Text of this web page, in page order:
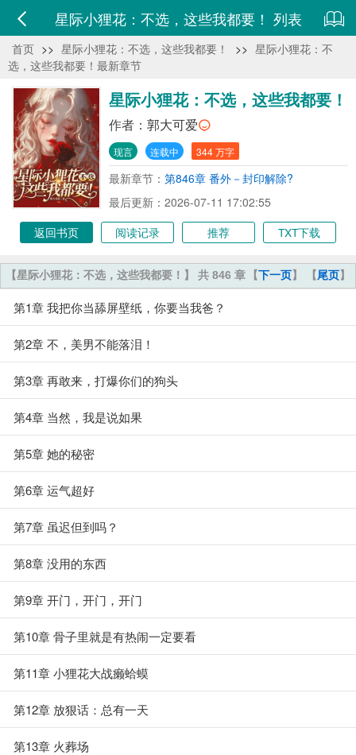
星际小狸花：不选，这些我都要！ 列表
首页 >> 星际小狸花：不选，这些我都要！ >> 星际小狸花：不
选，这些我都要！最新章节
星际小狸花：不选，这些我都要！
作者： 郭大可爱
现言 连载中 344 万字
最新章节： 第846章 番外－封印解除?
最后更新：2026-07-11 17:02:55
返回书页
阅读记录 推荐 TXT下载
【下一页】 【尾页】
【星际小狸花：不选，这些我都要！】 共 846 章
第1章 我把你当舔屏壁纸，你要当我爸？
第2章 不，美男不能落泪！
第3章 再敢来，打爆你们的狗头
第4章 当然，我是说如果
第5章 她的秘密
第6章 运气超好
第7章 虽迟但到吗？
第8章 没用的东西
第9章 开门，开门，开门
第10章 骨子里就是有热闹一定要看
第11章 小狸花大战癞蛤蟆
第12章 放狠话：总有一天
第13章 火葬场